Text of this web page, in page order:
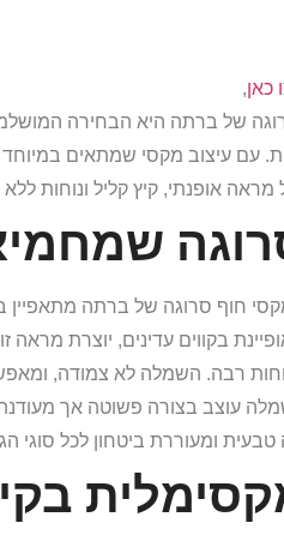
כאן,
של ברתה היא הבחירה
עם עיצוב מקסי שמתאים
אופנתי, קיץ קליל ונוחות
חוף סרוגה של ברתה
רבה. השמלה לא צמודה,
עוצב בצורה פשוטה אך
ומעוררת ביטחון לכל סוגי